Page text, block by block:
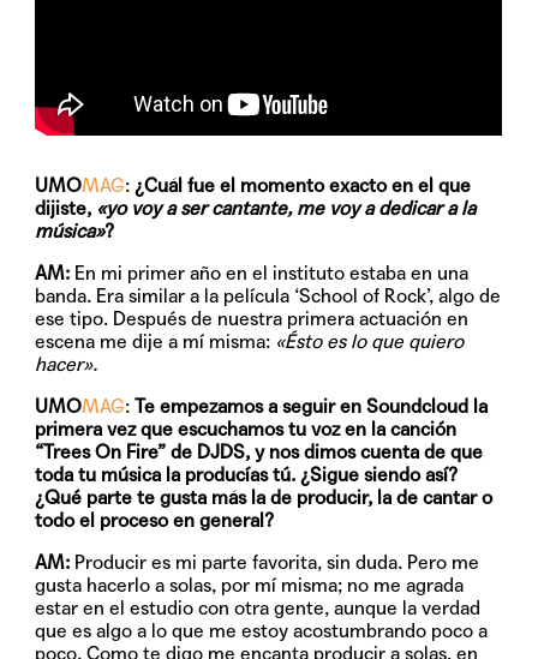
UMOMAG:¿Cuál fue el momento exacto en el que
dijiste, «yo voy a ser cantante, me voy a dedicar a la
música»?
AM: En mi primer año en el instituto estaba en una
banda. Era similar a la película ‘School of Rock’, algo de
ese tipo. Después de nuestra primera actuación en
escena me dije a mí misma: «Ésto es lo que quiero
hacer».
UMOMAG: Te empezamos a seguir en Soundcloud la
primera vez que escuchamos tu voz en la canción
“Trees On Fire” de DJDS, y nos dimos cuenta de que
toda tu música la producías tú. ¿Sigue siendo así?
¿Qué parte te gusta más la de producir, la de cantar o
todo el proceso en general?
AM: Producir es mi parte favorita, sin duda. Pero me
gusta hacerlo a solas, por mí misma; no me agrada
estar en el estudio con otra gente, aunque la verdad
que es algo a lo que me estoy acostumbrando poco a
poco. Como te digo me encanta producir a solas, en